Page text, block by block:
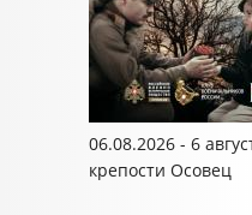
06.08.2026 - 6
крепости Осовец